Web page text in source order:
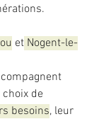
et Nogent-le-
de
besoins, leur